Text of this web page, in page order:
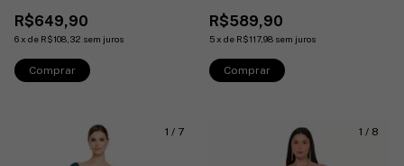
R$649,90
6x de R$108,32 sem juros
Comprar
R$589,90
5 x de R$117,98 sem juros
Comprar
1 / 7 1 / 8